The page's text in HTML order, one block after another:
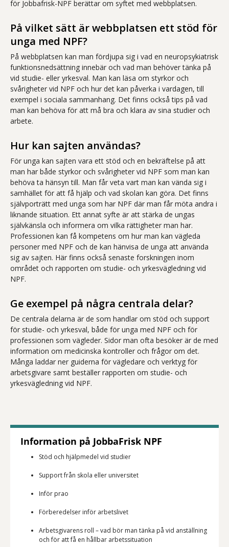
för Jobbafrisk-NPF berättar om syftet med webbplatsen.
På vilket sätt är webbplatsen ett stöd för
unga med NPF?
På webbplatsen kan man fördjupa sig i vad en neuropsykiatrisk
funktionsnedsättning innebär och vad man behöver tänka på
vid studie- eller yrkesval. Man kan läsa om styrkor och
svårigheter vid NPF och hur det kan påverka i vardagen, till
exempel i sociala sammanhang. Det finns också tips på vad
man kan behöva för att må bra och klara av sina studier och
arbete.
Hur kan sajten användas?
För unga kan sajten vara ett stöd och en bekräftelse på att
man har både styrkor och svårigheter vid NPF som man kan
behöva ta hänsyn till. Man får veta vart man kan vända sig i
samhället för att få hjälp och vad skolan kan göra. Det finns
självporträtt med unga som har NPF där man får möta andra i
liknande situation. Ett annat syfte är att stärka de ungas
självkänsla och informera om vilka rättigheter man har.
Professionen kan få kompetens om hur man kan vägleda
personer med NPF och de kan hänvisa de unga att använda
sig av sajten. Här finns också senaste forskningen inom
området och rapporten om studie- och yrkesvägledning vid
NPF.
Ge exempel på några centrala delar?
De centrala delarna är de som handlar om stöd och support
för studie- och yrkesval, både för unga med NPF och för
professionen som vägleder. Sidor man ofta besöker är de med
information om medicinska kontroller och frågor om det.
Många laddar ner guiderna för vägledare och verktyg för
arbetsgivare samt beställer rapporten om studie- och
yrkesvägledning vid NPF.
Information på JobbaFrisk NPF
Stöd och hjälpmedel vid studier
Support från skola eller universitet
Inför prao
Förberedelser inför arbetslivet
Arbetsgivarens roll – vad bör man tänka på vid anställning
och för att få en hållbar arbetssituation